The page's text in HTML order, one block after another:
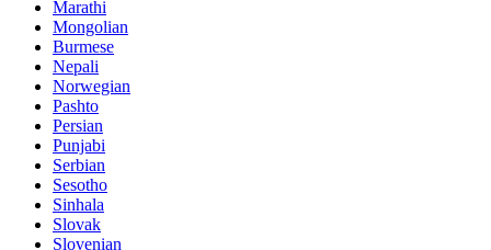
Marathi
Mongolian
Burmese
Nepali
Norwegian
Pashto
Persian
Punjabi
Serbian
Sesotho
Sinhala
Slovak
Slovenian